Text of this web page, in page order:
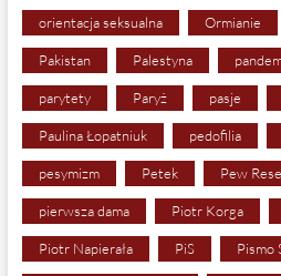
orientacja seksualna Ormianie
Pakistan Palestyna
parytety Paryż pasje
Paulina Łopatniuk pedofilia
pesymizm Petek Pew
pierwsza dama Piotr Korga
Piotr Napierała PiS Pismo